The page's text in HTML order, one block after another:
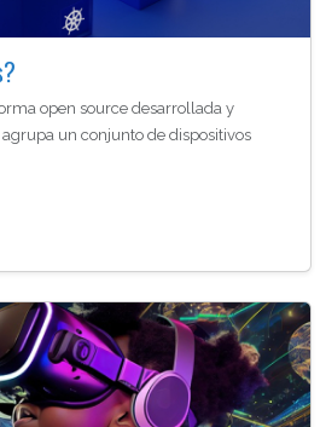
open source desarrollada y
un conjunto de dispositivos